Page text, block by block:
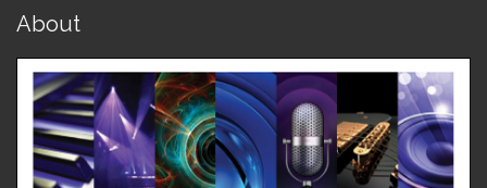
About